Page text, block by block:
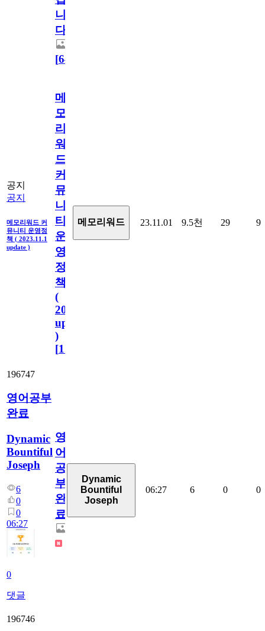
니
다.
[64
공지
공지
메모리워드 커
뮤니티 운영정
책 ( 2023.11.1
update )
메
모
리
워
드
커
뮤
니
티
운
영
정
책
(
2023.11.1
update
)
[110
메모리워드 23.11.01 9.5천 29 9
196747
영어공부
완료
Dynamic
Bountiful
Joseph
6
0
0
06:27
0
댓글
영
어
공
부
완
료
Dynamic
Bountiful
Joseph
06:27 6 0 0
196746